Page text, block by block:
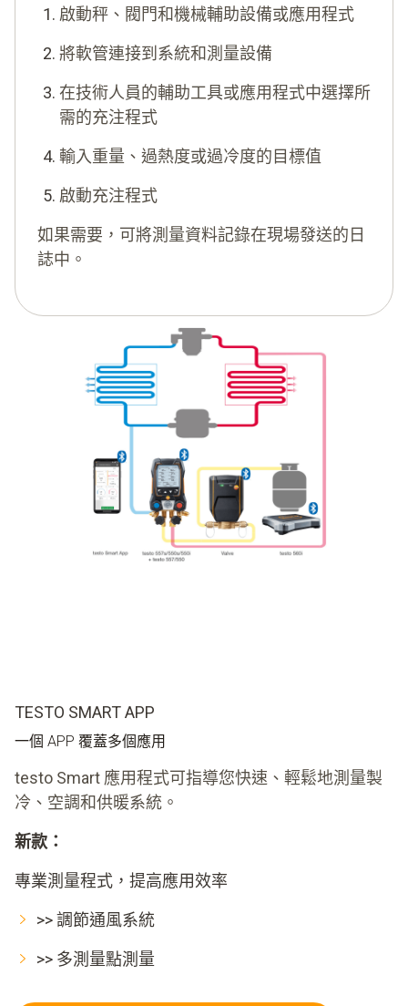
啟動秤、閥門和機械輔助設備或應用程式
將軟管連接到系統和測量設備
在技​​術人員的輔助工具或應用程式中選擇所
需的充注程式
輸入重量、過熱度或過冷度的目標值
啟動充注程式
如果需要，可將測量資料記錄在現場發送的日
誌中。
TESTO SMART APP
一個 APP 覆蓋多個應用
testo Smart 應用程式可指導您快速、輕鬆地測量製
冷、空調和供暖系統。
新款：
專業測量程式，提高應用效率
>> 調節通風系統
>> 多測量點測量